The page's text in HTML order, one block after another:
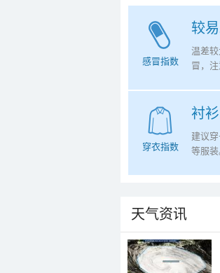
较
感冒指数
温差
冒，注
衬衫
穿衣指数
建议
等服装
天气资讯